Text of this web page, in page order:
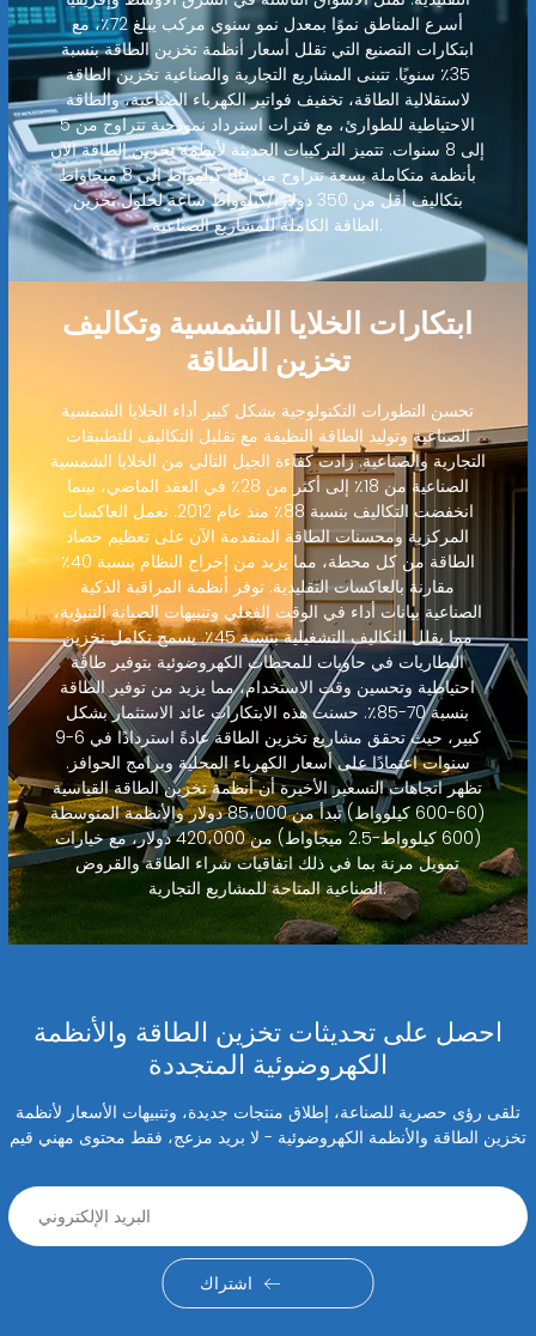
أسرع المناطق نموًا بمعدل نمو سنوي مركب يبلغ 72٪، مع
ابتكارات التصنيع التي تقلل أسعار أنظمة تخزين الطاقة بنسبة
35٪ سنويًا. تتبنى المشاريع التجارية والصناعية تخزين الطاقة
لاستقلالية الطاقة، تخفيف فواتير الكهرباء الصناعية، والطاقة
الاحتياطية للطوارئ، مع فترات استرداد نموذجية تتراوح من 5
إلى 8 سنوات. تتميز التركيبات الحديثة لأنظمة تخزين الطاقة الآن
بأنظمة متكاملة بسعة تتراوح من 80 كيلوواط إلى 8 ميجاواط
بتكاليف أقل من 350 دولارًا/كيلوواط ساعة لحلول تخزين
الطاقة الكاملة للمشاريع الصناعية.
ابتكارات الخلايا الشمسية وتكاليف
تخزين الطاقة
تحسن التطورات التكنولوجية بشكل كبير أداء الخلايا الشمسية
الصناعية وتوليد الطاقة النظيفة مع تقليل التكاليف للتطبيقات
التجارية والصناعية. زادت كفاءة الجيل التالي من الخلايا الشمسية
الصناعية من 18٪ إلى أكثر من 28٪ في العقد الماضي، بينما
انخفضت التكاليف بنسبة 88٪ منذ عام 2012. تعمل العاكسات
المركزية ومحسنات الطاقة المتقدمة الآن على تعظيم حصاد
الطاقة من كل محطة، مما يزيد من إخراج النظام بنسبة 40٪
مقارنة بالعاكسات التقليدية. توفر أنظمة المراقبة الذكية
الصناعية بيانات أداء في الوقت الفعلي وتنبيهات الصيانة التنبؤية،
مما يقلل التكاليف التشغيلية بنسبة 45٪. يسمح تكامل تخزين
البطاريات في حاويات للمحطات الكهروضوئية بتوفير طاقة
احتياطية وتحسين وقت الاستخدام، مما يزيد من توفير الطاقة
بنسبة 70-85٪. حسنت هذه الابتكارات عائد الاستثمار بشكل
كبير، حيث تحقق مشاريع تخزين الطاقة عادةً استردادًا في 6-9
سنوات اعتمادًا على أسعار الكهرباء المحلية وبرامج الحوافز.
تظهر اتجاهات التسعير الأخيرة أن أنظمة تخزين الطاقة القياسية
(60-600 كيلوواط) تبدأ من 85،000 دولار والأنظمة المتوسطة
(600 كيلوواط-2.5 ميجاواط) من 420،000 دولار، مع خيارات
تمويل مرنة بما في ذلك اتفاقيات شراء الطاقة والقروض
الصناعية المتاحة للمشاريع التجارية.
احصل على تحديثات تخزين الطاقة والأنظمة
الكهروضوئية المتجددة
تلقى رؤى حصرية للصناعة، إطلاق منتجات جديدة، وتنبيهات الأسعار لأنظمة
تخزين الطاقة والأنظمة الكهروضوئية - لا بريد مزعج، فقط محتوى مهني قيم
اشتراك